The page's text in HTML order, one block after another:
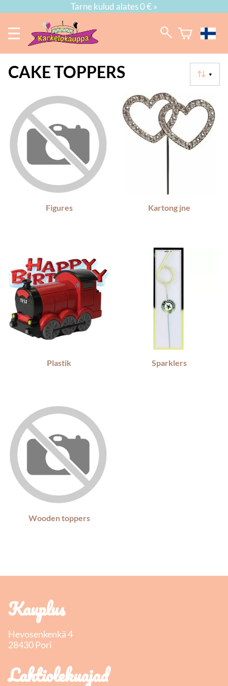
Tarne kulud alates 0 € »
▼
CAKE TOPPERS
Figures Kartong jne
Plastik Sparklers
Wooden toppers
Kauplus
Hevosenkenkä 4
28430 Pori
Lahtiolekuajad